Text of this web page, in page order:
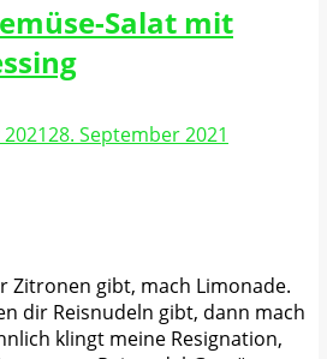
Salat mit
28. September 2021
Zitronen gibt, mach Limonade.
dir Reisnudeln gibt, dann mach
klingt meine Resignation,